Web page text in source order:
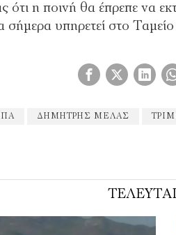
η ποινή θα έπρεπε να
σήμερα υπηρετεί στο
ΔΗΜΉΤΡΗΣ ΜΕΛΆΣ